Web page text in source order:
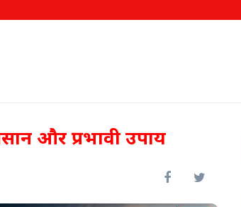
और प्रभावी उपाय